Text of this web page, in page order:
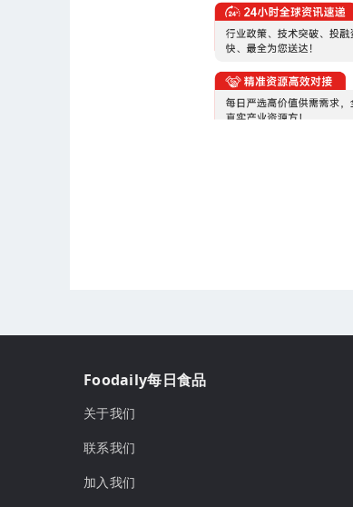
Foodaily每日食品
关于我们
联系我们
加入我们